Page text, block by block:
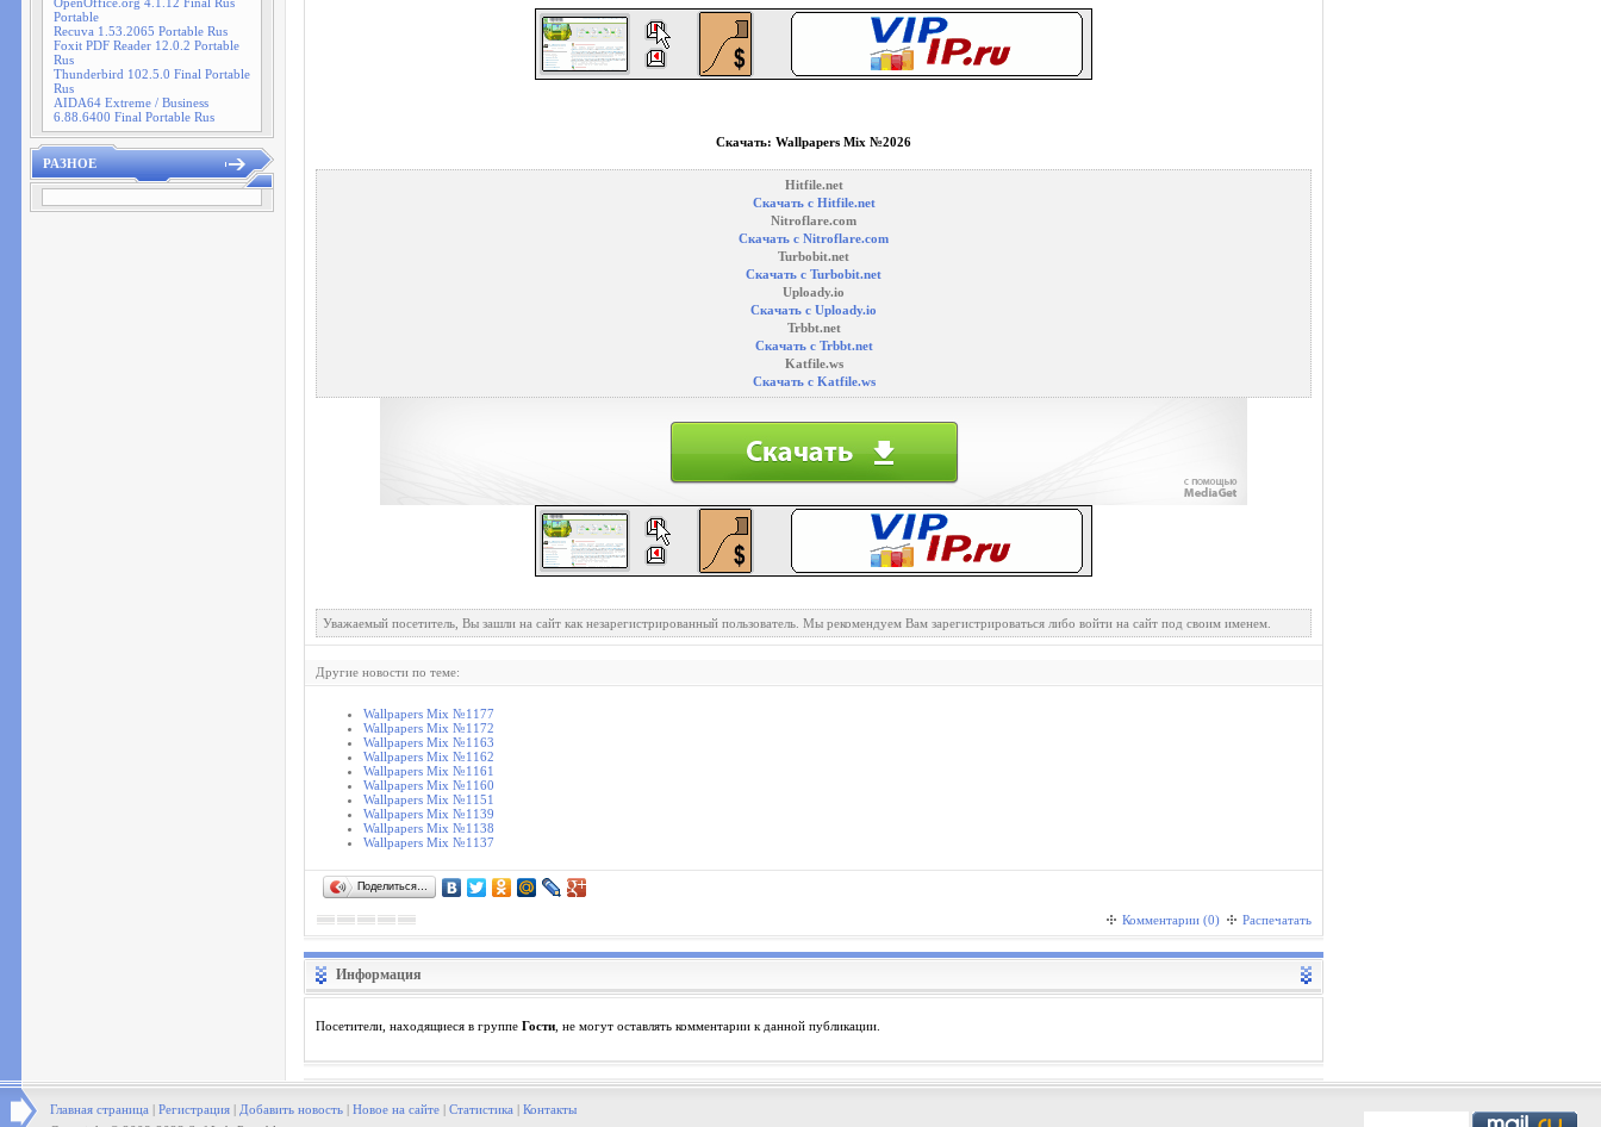
Portable
Recuva 1.53.2065 Portable Rus
Foxit PDF Reader 12.0.2 Portable
Rus
Thunderbird 102.5.0 Final Portable
Rus
AIDA64 Extreme / Business
6.88.6400 Final Portable Rus
РАЗНОЕ
Скачать: Wallpapers Mix №2026
Hitfile.net
Скачать с Hitfile.net
Nitroflare.com
Скачать с Nitroflare.com
Turbobit.net
Скачать с Turbobit.net
Uploady.io
Скачать с Uploady.io
Trbbt.net
Скачать с Trbbt.net
Katfile.ws
Скачать с Katfile.ws
Уважаемый посетитель, Вы зашли на сайт как незарегистрированный пользователь. Мы рекомендуем Вам зарегистрироваться либо войти на сайт под своим именем.
Другие новости по теме:
Wallpapers Mix №1177
Wallpapers Mix №1172
Wallpapers Mix №1163
Wallpapers Mix №1162
Wallpapers Mix №1161
Wallpapers Mix №1160
Wallpapers Mix №1151
Wallpapers Mix №1139
Wallpapers Mix №1138
Wallpapers Mix №1137
Поделиться…
Комментарии (0) Распечатать
Информация
Посетители, находящиеся в группе Гости , не могут оставлять комментарии к данной публикации.
Главная страница | Регистрация | Добавить новость | Новое на сайте | Статистика | Контакты